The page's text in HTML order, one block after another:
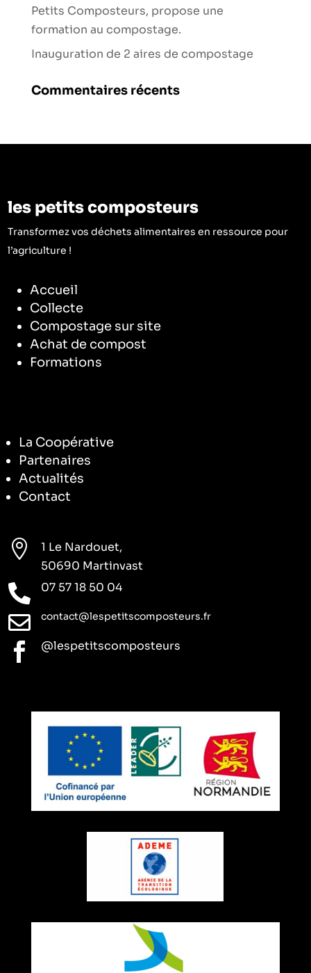
Petits Composteurs, propose une
formation au compostage.
Inauguration de 2 aires de compostage
Commentaires récents
les petits composteurs
Transformez vos déchets alimentaires en ressource pour
l’agriculture !
Accueil
Collecte
Compostage sur site
Achat de compost
Formations
La Coopérative
Partenaires
Actualités
Contact

1 Le Nardouet,
50690 Martinvast
 07 57 18 50 04
 contact@lespetitscomposteurs.fr
 @lespetitscomposteurs